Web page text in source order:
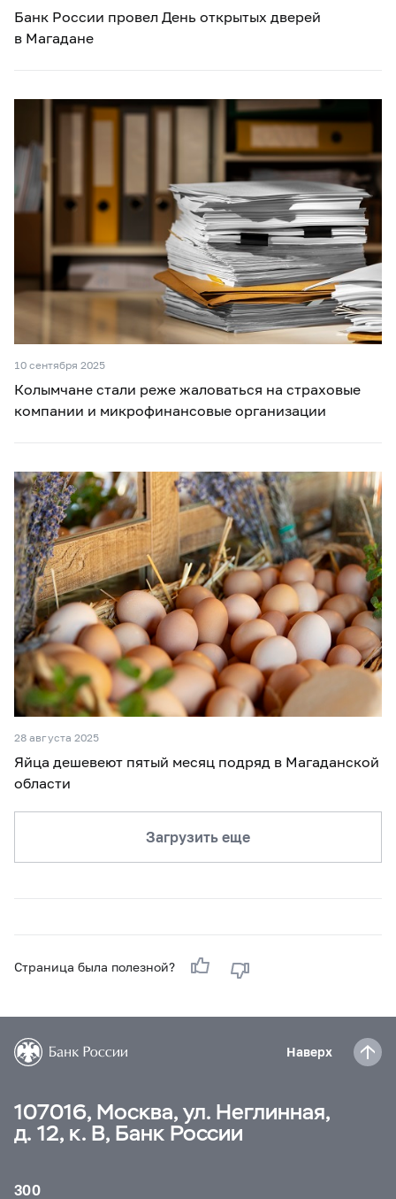
Банк России провел День открытых дверей
в Магадане
10 сентября 2025
Колымчане стали реже жаловаться на страховые
компании и микрофинансовые организации
28 августа 2025
Яйца дешевеют пятый месяц подряд в Магаданской
области
Загрузить еще
Страница была полезной?
Наверх
107016, Москва, ул. Неглинная,
д. 12, к. В, Банк России
300